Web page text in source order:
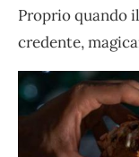
Proprio quando
credente,